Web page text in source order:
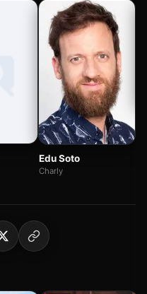
Edu Soto
Charly